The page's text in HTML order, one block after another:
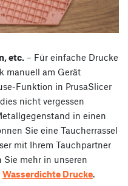
etc. – Für einfache Drucke
manuell am Gerät
Funktion in PrusaSlicer
nicht vergessen
in einen
Sie eine Taucherrassel
mit Ihrem Tauchpartner
Sie mehr in unseren
Wasserdichte Drucke.